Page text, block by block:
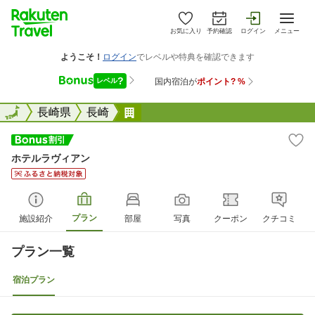
お気に入り 予約確認 ログイン メニュー
全国長崎県 長崎
全国
ホテルラヴィアン
施設紹介 プラン 部屋 写真 クーポン クチコミ
プラン一覧
宿泊プラン